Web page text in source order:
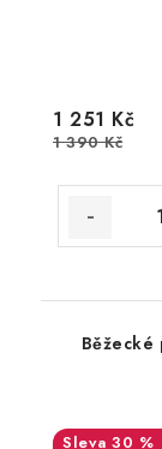
1 251 Kč
1 390 Kč
Běžecké
30 %